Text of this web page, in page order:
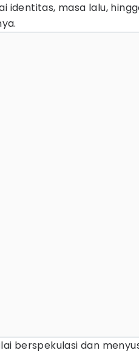
identitas, masa lalu,
berspekulasi dan